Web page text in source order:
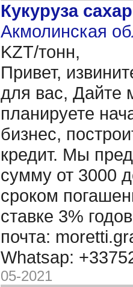
Кукуруза
Акмолинская
KZT/тонн,
Привет,
для вас, Дайте
планируете
бизнес,
кредит. Мы
сумму от 3000
сроком
ставке 3%
почта:
Whatsap:
05-2021